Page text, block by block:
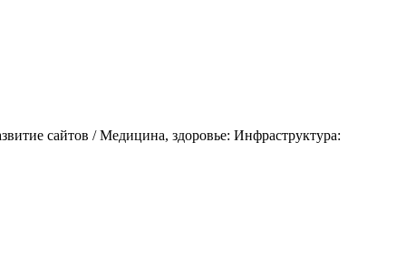
сайтов / Медицина, здоровье: Инфраструктура: